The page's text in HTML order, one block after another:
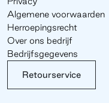
Algemene voorwaarden
Herroepingsrecht
Over ons bedrijf
Bedrijfsgegevens
Retourservice